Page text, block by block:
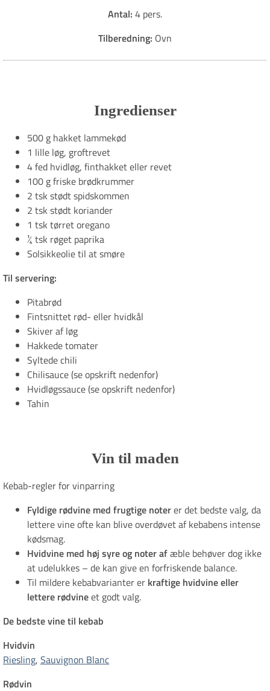
Antal: 4 pers.
Tilberedning: Ovn
Ingredienser
500 g hakket lammekød
1 lille løg, groftrevet
4 fed hvidløg, finthakket eller revet
100 g friske brødkrummer
2 tsk stødt spidskommen
2 tsk stødt koriander
1 tsk tørret oregano
¼ tsk røget paprika
Solsikkeolie til at smøre
Til servering:
Pitabrød
Fintsnittet rød- eller hvidkål
Skiver af løg
Hakkede tomater
Syltede chili
Chilisauce (se opskrift nedenfor)
Hvidløgssauce (se opskrift nedenfor)
Tahin
Vin til maden
Kebab-regler for vinparring
Fyldige rødvine med frugtige noterer det bedste valg, da
lettere vine ofte kan blive overdøvet af kebabens intense
kødsmag.
Hvidvine med høj syre og noter afæble behøver dog ikke
at udelukkes – de kan give en forfriskende balance.
Til mildere kebabvarianter er kraftige hvidvine eller ​​​​​​​
lettere rødvineet godt valg.​​​​​​​
De bedste vine til kebab
Hvidvin
Riesling, Sauvignon Blanc
Rødvin